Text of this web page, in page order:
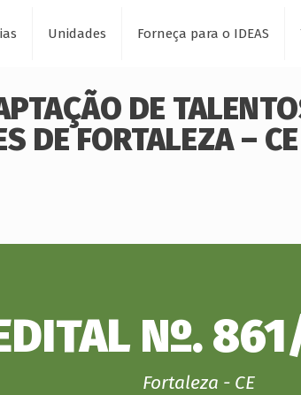
Unidades Forneça para o IDEAS
DE
DE FORTALEZA – CE
Nº.
Fortaleza - CE